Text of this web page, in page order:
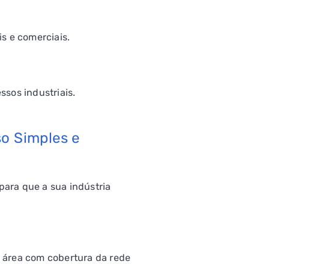
e comerciais.
industriais.
Simples e
que a sua indústria
com cobertura da rede